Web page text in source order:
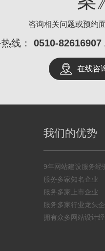
咨询相关问题或预约
线： 0510-82616907
在线咨
我们的优势
9年网站建设服务经
服务多家知名企业
服务多家上市企业
服务多家行业龙头
拥有众多网站设计